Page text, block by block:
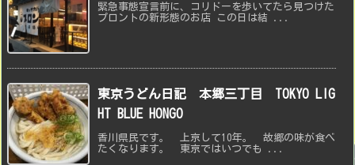
緊急事態宣言前に、コリドーを歩いてたら見つけた
プロントの新形態のお店 この日は結 ...
東京うどん日記 本郷三丁目 TOKYO LIG
HT BLUE HONGO
香川県民です。 上京して10年。 故郷の味が食べ
たくなります。 東京ではいつでも ...